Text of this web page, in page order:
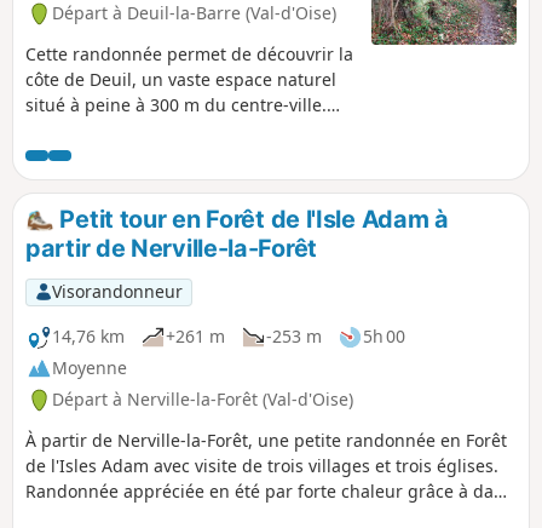
Départ à Deuil-la-Barre (Val-d'Oise)
Cette randonnée permet de découvrir la
côte de Deuil, un vaste espace naturel
situé à peine à 300 m du centre-ville.
vert est traversé par de nombreux
sentiers datant pour les plus anciens de
l’époque gauloise. La randonnée est
entièrement balisée du même type que
ceux des GR® classiques mais de
couleur Violette. Vous pouvez également
consulter une visite 3D du circuit de
randonnée sur youtube ou sur le site
des sentiers de la côte
Petit tour en Forêt de l'Isle Adam à
partir de Nerville-la-Forêt
Visorandonneur
14,76 km
+261 m -253 m
5h 00
Moyenne
Départ à Nerville-la-Forêt (Val-d'Oise)
À partir de Nerville-la-Forêt, une petite randonnée en Forêt
de l'Isles Adam avec visite de trois villages et trois églises.
Randonnée appréciée en été par forte chaleur grâce à dans